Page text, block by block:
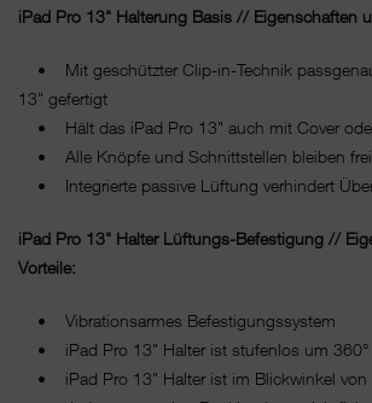
iPad Pro 13" Halterung Basis // Eigenschaften
• Mit geschützter Clip-in-Technik
13" gefertigt
• Hält das iPad Pro 13" auch mit Cover
• Alle Knöpfe und Schnittstellen bleiben frei
• Integrierte passive Lüftung verhindert
iPad Pro 13" Halter Lüftungs-Befestigung //
Vorteile:
• Vibrationsarmes Befestigungssystem
• iPad Pro 13" Halter ist stufenlos um 360°
• iPad Pro 13" Halter ist im Blickwinkel von